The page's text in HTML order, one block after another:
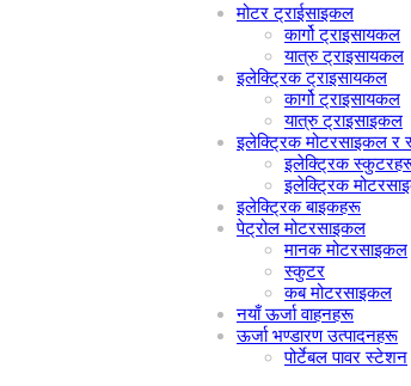
मोटर ट्राईसाइकल
कार्गो ट्राइसायकल
यात्रु ट्राइसायकल
इलेक्ट्रिक ट्राइसायकल
कार्गो ट्राइसायकल
यात्रु ट्राइसाइकल
इलेक्ट्रिक मोटरसाइकल र
इलेक्ट्रिक
इलेक्ट्रिक
इलेक्ट्रिक बाइकहरू
पेट्रोल मोटरसाइकल
मानक मोटरसाइकल
स्कुटर
कब मोटरसाइकल
नयाँ ऊर्जा वाहनहरू
ऊर्जा भण्डारण उत्पादनहरू
पोर्टेबल पावर स्टेशन